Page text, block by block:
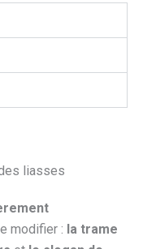
liasses
modifier : la trame